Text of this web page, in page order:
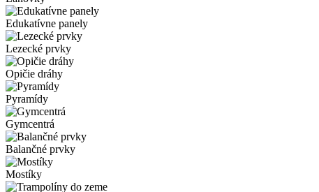
Edukatívne panely
Lezecké prvky
Opičie dráhy
Pyramídy
Gymcentrá
Balančné prvky
Mostíky